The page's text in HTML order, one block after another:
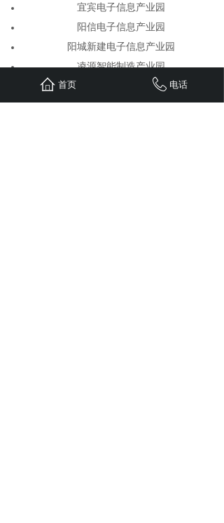
宜宾电子信息产业园
阳信电子信息产业园
阳城新建电子信息产业园
凌源智能制造产业园
封开电子信息产业园
四川达州麻柳工业园
首页 电话